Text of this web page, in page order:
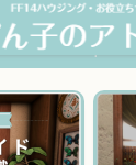
お役立ちサイト│ぽ